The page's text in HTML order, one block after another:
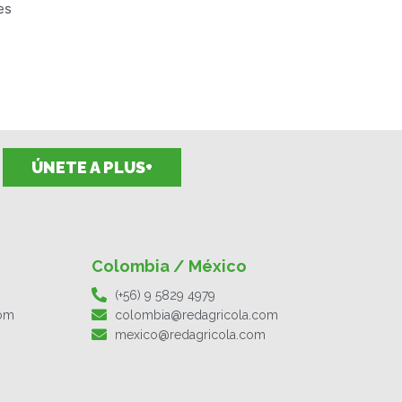
ÚNETE A PLUS+
Colombia / México
(+56) 9 5829 4979
colombia@redagricola.com
mexico@redagricola.com